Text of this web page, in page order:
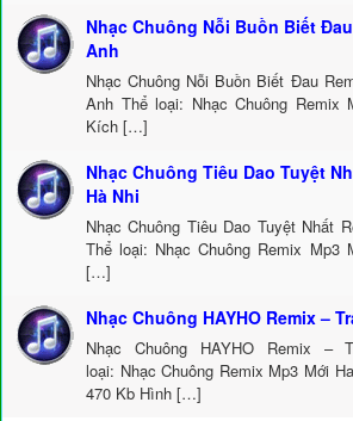
Nhạc Chuông Nỗi Buồn Biết
Anh
Nhạc Chuông Nỗi Buồn Biết Đau
Anh Thể loại: Nhạc Chuông Remix
Kích […]
Nhạc Chuông Tiêu Dao Tuyệt
Hà Nhi
Nhạc Chuông Tiêu Dao Tuyệt Nhất
Thể loại: Nhạc Chuông Remix Mp3
[…]
Nhạc Chuông HAYHO Remix –
Nhạc Chuông HAYHO Remix –
loại: Nhạc Chuông Remix Mp3 Mới
470 Kb Hình […]